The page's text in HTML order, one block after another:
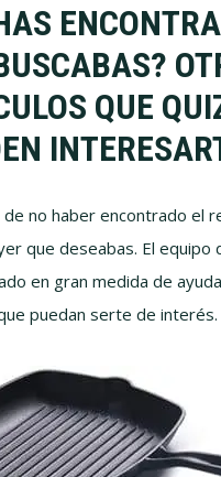
QUE
de no haber encontrado el
que deseabas. El equipo
en gran medida de
puedan serte de interés.